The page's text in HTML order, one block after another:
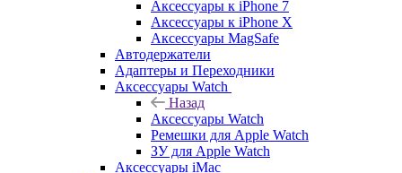
Аксессуары к iPhone 7
Аксессуары к iPhone X
Аксессуары MagSafe
Автодержатели
Адаптеры и Переходники
Аксессуары Watch
Назад
Аксессуары Watch
Ремешки для Apple Watch
ЗУ для Apple Watch
Аксессуары iMac